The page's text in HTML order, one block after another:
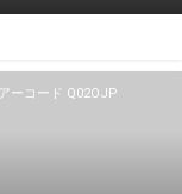
ーコード Q02OJP